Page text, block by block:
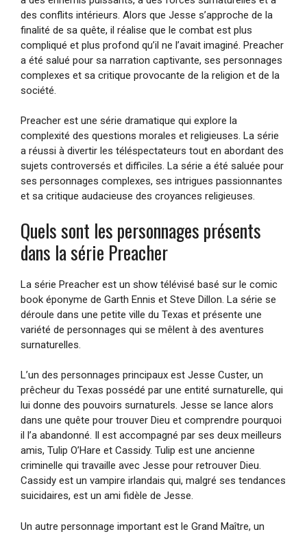
des conflits intérieurs. Alors que Jesse s’approche de la
finalité de sa quête, il réalise que le combat est plus
compliqué et plus profond qu’il ne l’avait imaginé. Preacher
a été salué pour sa narration captivante, ses personnages
complexes et sa critique provocante de la religion et de la
société.
Preacher est une série dramatique qui explore la
complexité des questions morales et religieuses. La série
a réussi à divertir les téléspectateurs tout en abordant des
sujets controversés et difficiles. La série a été saluée pour
ses personnages complexes, ses intrigues passionnantes
et sa critique audacieuse des croyances religieuses.
Quels sont les personnages présents
dans la série Preacher
La série Preacher est un show télévisé basé sur le comic
book éponyme de Garth Ennis et Steve Dillon. La série se
déroule dans une petite ville du Texas et présente une
variété de personnages qui se mêlent à des aventures
surnaturelles.
L’un des personnages principaux est Jesse Custer, un
prêcheur du Texas possédé par une entité surnaturelle, qui
lui donne des pouvoirs surnaturels. Jesse se lance alors
dans une quête pour trouver Dieu et comprendre pourquoi
il l’a abandonné. Il est accompagné par ses deux meilleurs
amis, Tulip O’Hare et Cassidy. Tulip est une ancienne
criminelle qui travaille avec Jesse pour retrouver Dieu.
Cassidy est un vampire irlandais qui, malgré ses tendances
suicidaires, est un ami fidèle de Jesse.
Un autre personnage important est le Grand Maître, un